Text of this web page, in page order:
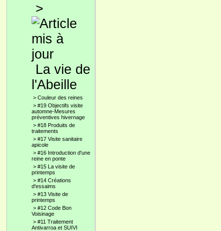
>
La vie de
l'Abeille
> Couleur des reines
> #19 Objectifs visite
automne-Mesures
préventives hivernage
> #18 Produits de
traitements
> #17 Visite sanitaire
apicole
> #16 Introduction d'une
reine en ponte
> #15 La visite de
printemps
> #14 Créations
d'essaims
> #13 Visite de
printemps
> #12 Code Bon
Voisinage
> #11 Traitement
Antivarroa et SUIVI